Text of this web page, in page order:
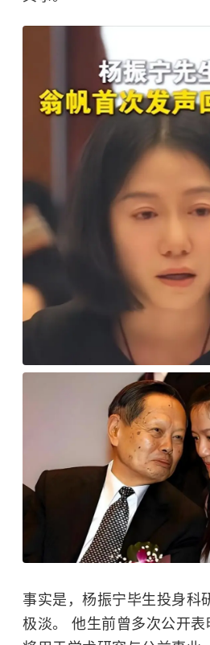
事实是，杨振宁毕生投身科
极淡。 他生前曾多次公开